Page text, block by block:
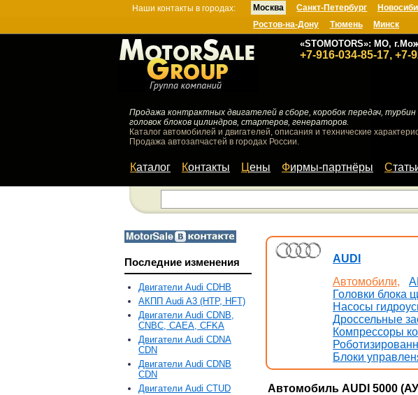
Наши контакты в городах: Москва
«STOMOTORS»: МО,
+7-916-034-85-17, +7-
Санкт-Петербург
Ростов-на-Дону
Тюмень Минск
Продажа контрактных двигателей в сборе, коробок передач, турбин
головок блоков цилиндров, стартеров, генераторов.
Каталог автомобилей и двигателей, описания и технические
Продажа автозапчастей в городах России.
Каталог Контакты Цены Фирмы-партнёры
Последние изменения
Двигатели Audi CDHB
АКПП Audi A3 (HTP, HFT)
Двигатели Audi CDNB,
CNBC, CAEA, CFKA
Двигатели Audi CDNA
CDN
Двигатели Audi CDNB
CDN
Двигатели Audi CTUD
AUDI
Автомобили,
Головки блока
Насосы
Дроссельные
Компрессоры
Блоки
Автомобиль AUDI 5000